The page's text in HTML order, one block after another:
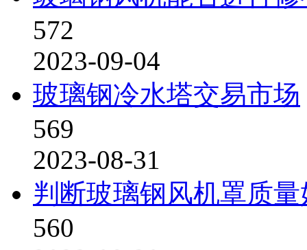
572
2023-09-04
玻璃钢冷水塔交易市场
569
2023-08-31
判断玻璃钢风机罩质
560